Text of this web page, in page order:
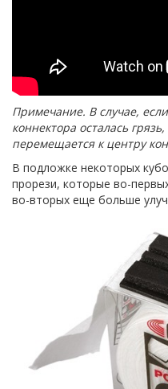
Примечание. В случае,
коннектора осталась
перемещается к центру
В подложке некоторых
прорези, которые во-
во-вторых еще больше